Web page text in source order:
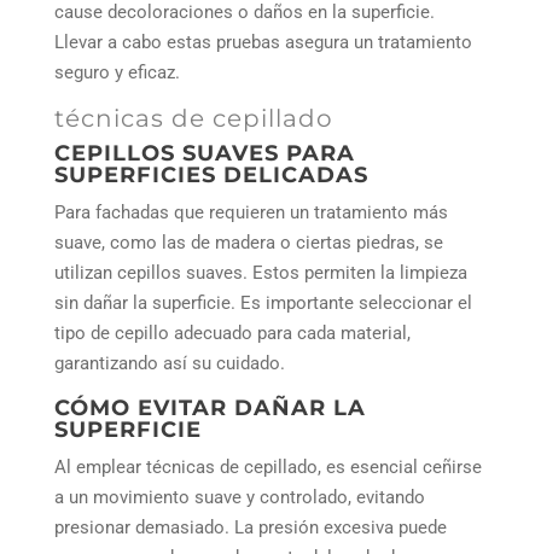
cause decoloraciones o daños en la superficie.
Llevar a cabo estas pruebas asegura un tratamiento
seguro y eficaz.
técnicas de cepillado
CEPILLOS SUAVES PARA
SUPERFICIES DELICADAS
Para fachadas que requieren un tratamiento más
suave, como las de madera o ciertas piedras, se
utilizan cepillos suaves. Estos permiten la limpieza
sin dañar la superficie. Es importante seleccionar el
tipo de cepillo adecuado para cada material,
garantizando así su cuidado.
CÓMO EVITAR DAÑAR LA
SUPERFICIE
Al emplear técnicas de cepillado, es esencial ceñirse
a un movimiento suave y controlado, evitando
presionar demasiado. La presión excesiva puede